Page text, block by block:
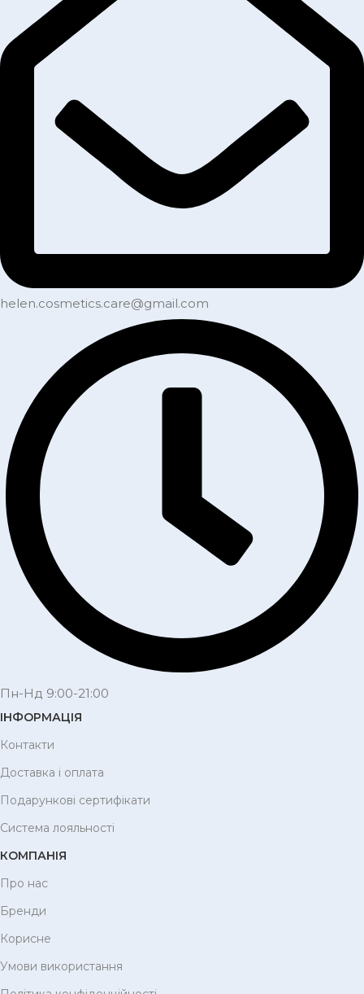
helen.cosmetics.care@gmail.com
Пн-Нд 9:00-21:00
ІНФОРМАЦІЯ
Контакти
Доставка і оплата
Подарункові сертифікати
Система лояльності
КОМПАНІЯ
Про нас
Бренди
Корисне
Умови використання